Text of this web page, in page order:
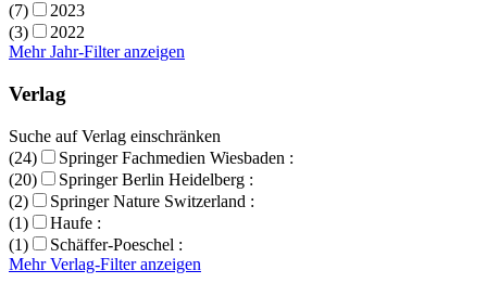
(7)
2023
(3)
2022
Mehr Jahr-Filter anzeigen
Verlag
Suche auf Verlag einschränken
(24)
Springer Fachmedien Wiesbaden :
(20)
Springer Berlin Heidelberg :
(2)
Springer Nature Switzerland :
(1)
Haufe :
(1)
Schäffer-Poeschel :
Mehr Verlag-Filter anzeigen